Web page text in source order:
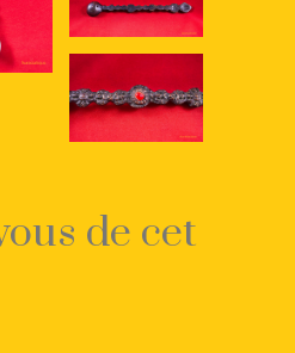
de cet